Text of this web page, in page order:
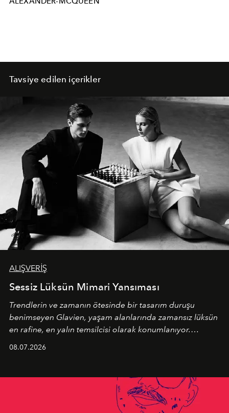
Tavsiye edilen içerikler
ALIŞVERİŞ
Sessiz Lüksün Mimari Yansıması
Trendlerin ve zamanın ötesinde bir tasarım duruşu
benimseyen Glavien, yaşam alanlarında zamansız lüksün
en rafine, en yalın temsilcisi olarak konumlanıyor.
08.07.2026